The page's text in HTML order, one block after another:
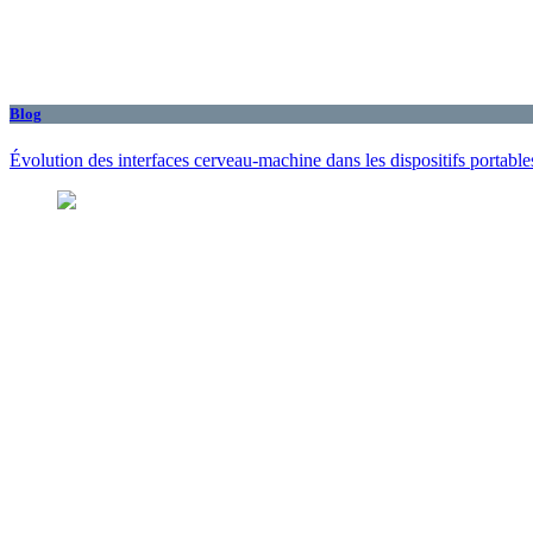
Blog
Évolution des interfaces cerveau-machine dans les dispositifs